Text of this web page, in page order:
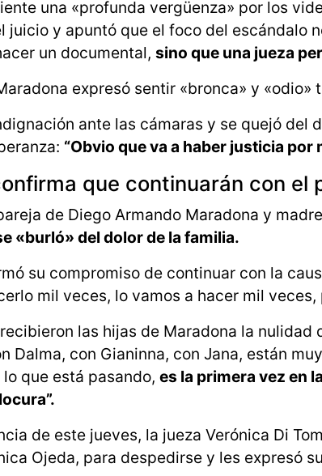
una «profunda vergüenza» por los
juicio y apuntó que el foco del escándalo
un documental, sino que una jueza
expresó sentir «bronca» y «odio»
ante las cámaras y se quejó del
“Obvio que va a haber justicia por
que continuarán con el
de Diego Armando Maradona y
«burló» del dolor de la familia.
su compromiso de continuar con la
mil veces, lo vamos a hacer mil
las hijas de Maradona la nulidad
Dalma, con Gianinna, con Jana, están
que está pasando, es la primera vez en
de este jueves, la jueza Verónica Di
Ojeda, para despedirse y les expresó